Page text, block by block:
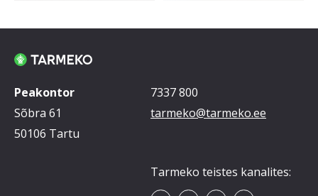
Peakontor
Sõbra 61
50106 Tartu
7337 800
tarmeko@tarmeko.ee
Tarmeko teistes kanalites: